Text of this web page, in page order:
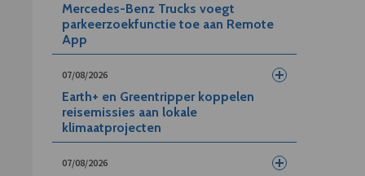
Mercedes-Benz Trucks voegt
parkeerzoekfunctie toe aan Remote
App
07/08/2026
Earth+ en Greentripper koppelen
reisemissies aan lokale
klimaatprojecten
07/08/2026